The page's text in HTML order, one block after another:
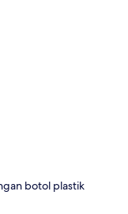
botol plastik